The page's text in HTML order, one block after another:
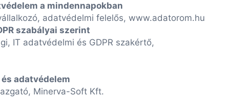
a mindennapokban
adatvédelmi felelős, www.adatorom.hu
szabályai szerint
IT adatvédelmi és GDPR szakértő,
adatvédelem
Minerva-Soft Kft.